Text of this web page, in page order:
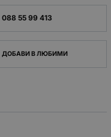
088 55 99 413
ДОБАВИ В ЛЮБИМИ